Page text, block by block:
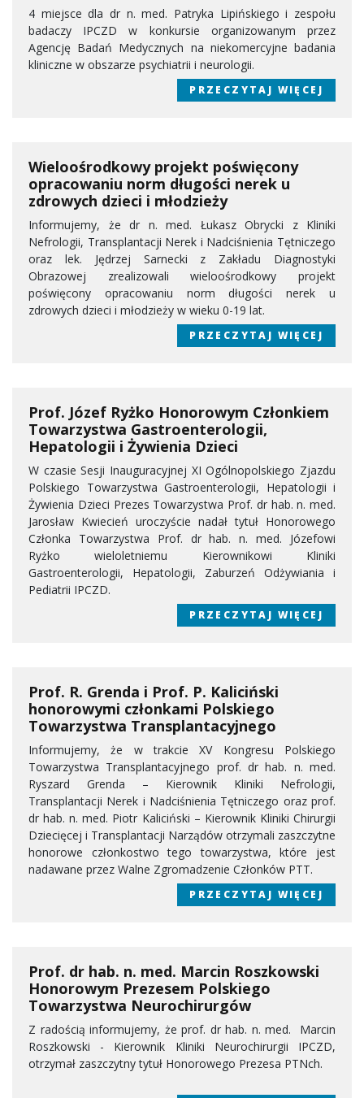
4 miejsce dla dr n. med. Patryka Lipińskiego i zespołu
badaczy IPCZD w konkursie organizowanym przez
Agencję Badań Medycznych na niekomercyjne badania
kliniczne w obszarze psychiatrii i neurologii.
PRZECZYTAJ WIĘCEJ
Wieloośrodkowy projekt poświęcony
opracowaniu norm długości nerek u
zdrowych dzieci i młodzieży
Informujemy, że dr n. med. Łukasz Obrycki z Kliniki
Nefrologii, Transplantacji Nerek i Nadciśnienia Tętniczego
oraz lek. Jędrzej Sarnecki z Zakładu Diagnostyki
Obrazowej zrealizowali wieloośrodkowy projekt
poświęcony opracowaniu norm długości nerek u
zdrowych dzieci i młodzieży w wieku 0-19 lat.
PRZECZYTAJ WIĘCEJ
Prof. Józef Ryżko Honorowym Członkiem
Towarzystwa Gastroenterologii,
Hepatologii i Żywienia Dzieci
W czasie Sesji Inauguracyjnej XI Ogólnopolskiego Zjazdu
Polskiego Towarzystwa Gastroenterologii, Hepatologii i
Żywienia Dzieci Prezes Towarzystwa Prof. dr hab. n. med.
Jarosław Kwiecień uroczyście nadał tytuł Honorowego
Członka Towarzystwa Prof. dr hab. n. med. Józefowi
Ryżko wieloletniemu Kierownikowi Kliniki
Gastroenterologii, Hepatologii, Zaburzeń Odżywiania i
Pediatrii IPCZD.
PRZECZYTAJ WIĘCEJ
Prof. R. Grenda i Prof. P. Kaliciński
honorowymi członkami Polskiego
Towarzystwa Transplantacyjnego
Informujemy, że w trakcie XV Kongresu Polskiego
Towarzystwa Transplantacyjnego prof. dr hab. n. med.
Ryszard Grenda – Kierownik Kliniki Nefrologii,
Transplantacji Nerek i Nadciśnienia Tętniczego oraz prof.
dr hab. n. med. Piotr Kaliciński – Kierownik Kliniki Chirurgii
Dziecięcej i Transplantacji Narządów otrzymali zaszczytne
honorowe członkostwo tego towarzystwa, które jest
nadawane przez Walne Zgromadzenie Członków PTT.
PRZECZYTAJ WIĘCEJ
Prof. dr hab. n. med. Marcin Roszkowski
Honorowym Prezesem Polskiego
Towarzystwa Neurochirurgów
Z radością informujemy, że prof. dr hab. n. med. Marcin
Roszkowski - Kierownik Kliniki Neurochirurgii IPCZD,
otrzymał zaszczytny tytuł Honorowego Prezesa PTNch.